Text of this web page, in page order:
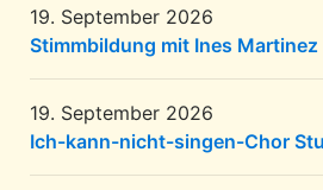
19. September 2026
Stimmbildung mit Ines Martinez
19. September 2026
Ich-kann-nicht-singen-Chor